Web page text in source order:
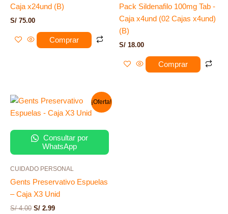
Caja x24und (B)
S/ 75.00
Comprar
Pack Sildenafilo 100mg Tab -
Caja x4und (02 Cajas x4und)
(B)
S/ 18.00
Comprar
¡Oferta!
Consultar por
WhatsApp
CUIDADO PERSONAL
Gents Preservativo Espuelas
– Caja X3 Unid
S/4.00
El
original
S/ 4.00.
S/ 2.99
El
actual